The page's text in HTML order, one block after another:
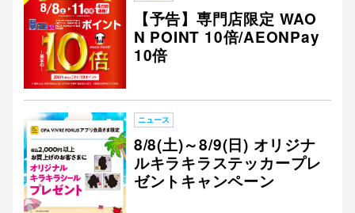
【予告】専門店限定 WAO
N POINT 10倍/AEONPay
10倍
ニュース
8/8(土)～8/9(日) オリジナ
ルキラキラステッカープレ
ゼントキャンペーン